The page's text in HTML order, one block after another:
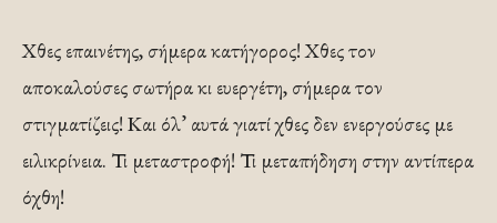
Χθες επαινέτης, σήμερα κατήγορος! Χθες τον
αποκαλούσες σωτήρα κι ευεργέτη, σήμερα τον
στιγματίζεις! Και όλ’ αυτά γιατί χθες δεν ενεργούσες με
ειλικρίνεια. Τι μεταστροφή! Τι μεταπήδηση στην αντίπερα
όχθη!